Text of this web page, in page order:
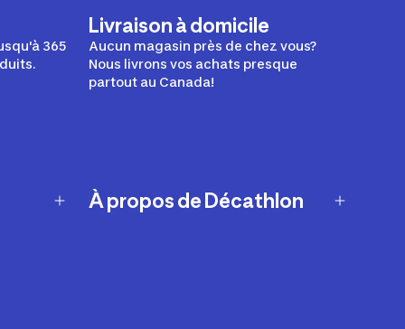
365
Livraison à domicile
Aucun magasin près de chez vous?
Nous livrons vos achats presque
partout au Canada!
À propos de Décathlon